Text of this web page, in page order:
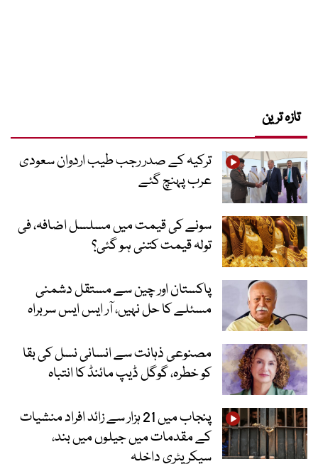
تازہ ترین
ترکیہ کے صدر رجب طیب اردوان سعودی
عرب پہنچ گئے
سونے کی قیمت میں مسلسل اضافہ، فی
تولہ قیمت کتنی ہو گئی؟
پاکستان اور چین سے مستقل دشمنی
مسئلے کا حل نہیں، آر ایس ایس سربراہ
مصنوعی ذہانت سے انسانی نسل کی بقا
کو خطرہ، گوگل ڈیپ مائنڈ کا انتباہ
پنجاب میں 21 ہزار سے زائد افراد منشیات
کے مقدمات میں جیلوں میں بند،
سیکریٹری داخلہ